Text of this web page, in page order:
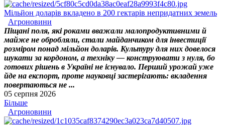
Мільйон доларів вкладено в 200 гектарів непридатних земель
Агроновини
Піщані поля, які роками вважали малопродуктивними й
майже не обробляли, стали майданчиком для інвестиції
розміром понад мільйон доларів. Культуру для них довелося
шукати за кордоном, а техніку — конструювати з нуля, бо
готових рішень в Україні не існувало. Перший урожай уже
йде на експорт, проте науковці застерігають: вкладення
повертаються не ...
05 серпня 2026
Більше
Агроновини